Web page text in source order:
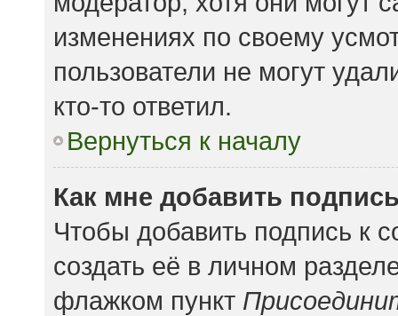
изменениях по своему
пользователи не могут
кто-то ответил.
Вернуться к началу
Как мне добавить
Чтобы добавить подпись к
создать её в личном
флажком пункт